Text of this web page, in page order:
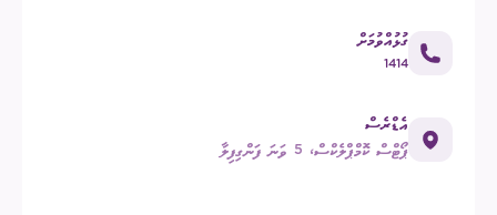
ގުޅުއްވުމަށް
1414
އެޑްރެސް
ޕޯޓްސް ކޮމްޕްލެކްސް، 5 ވަނަ ފަންގިފިލާ